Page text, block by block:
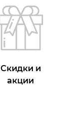
Скидки и
акции